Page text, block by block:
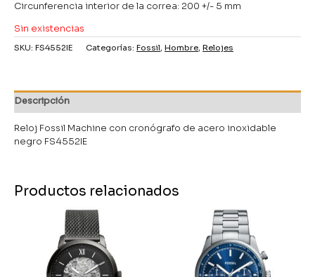
Circunferencia interior de la correa: 200 +/- 5 mm
Sin existencias
SKU: FS4552IE Categorías: Fossil, Hombre, Relojes
Descripción
Reloj Fossil Machine con cronógrafo de acero inoxidable
negro FS4552IE
Productos relacionados